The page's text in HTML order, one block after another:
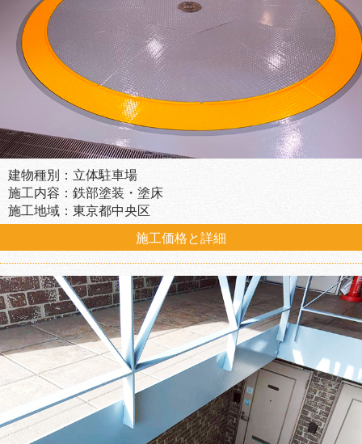
建物種別：立体駐車場
施工内容：鉄部塗装・塗床
施工地域：東京都中央区
施工価格と詳細